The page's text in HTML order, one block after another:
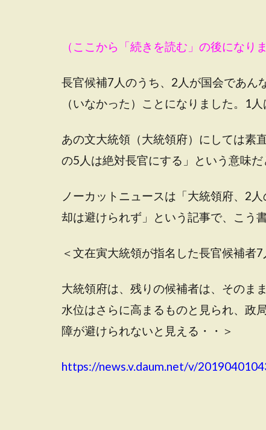
（ここから「続きを読む」の後になりま
長官候補7人のうち、2人が国会であん
（いなかった）ことになりました。1
あの文大統領（大統領府）にしては素
の5人は絶対長官にする」という意味
ノーカットニュースは「大統領府、2
却は避けられず」という記事で、こう
＜文在寅大統領が指名した長官候補者
大統領府は、残りの候補者は、そのま
水位はさらに高まるものと見られ、政
障が避けられないと見える・・＞
https://news.v.daum.net/v/